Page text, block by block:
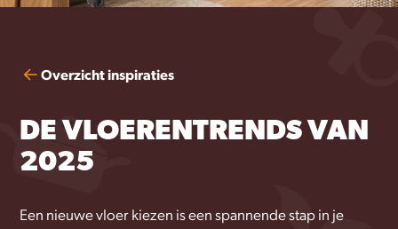
Overzicht inspiraties
DE VLOERENTRENDS VAN
2025
Een nieuwe vloer kiezen is een spannende stap in je